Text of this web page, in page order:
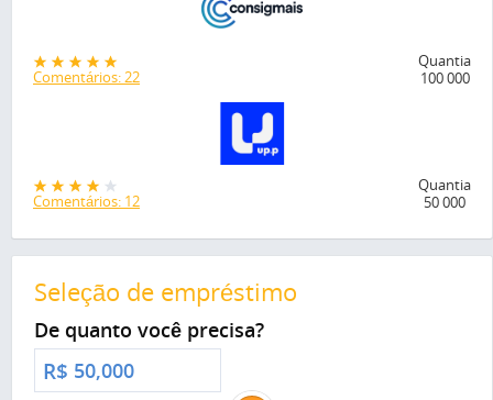
Comentários: 22
Quantia
100 000
Comentários: 12
Quantia
50 000
Seleção de empréstimo
De quanto você precisa?
R$